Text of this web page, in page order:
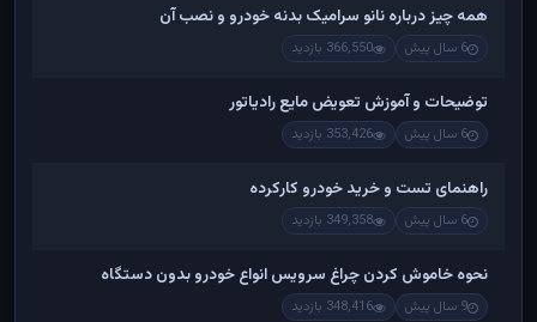
همه چیز درباره نانو سرامیک بدنه خودرو و نصب آن
6 سال پیش 366,550 بازدید
توضیحات و آموزش تعویض مایع رادیاتور
6 سال پیش 353,426 بازدید
راهنمای تست و خريد خودرو کارکرده
6 سال پیش 349,358 بازدید
نحوه خاموش کردن چراغ سرویس انواع خودرو بدون دستگاه
9 سال پیش 348,416 بازدید